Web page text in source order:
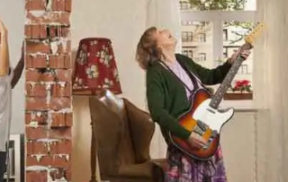
REPORTASE